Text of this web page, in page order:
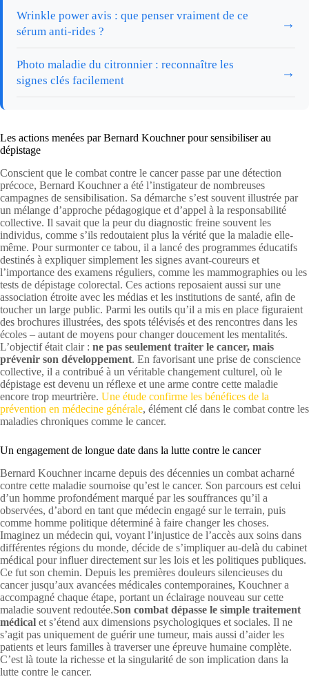
Wrinkle power avis : que penser vraiment de ce
sérum anti-rides ?
→
Photo maladie du citronnier : reconnaître les
signes clés facilement
→
Les actions menées par Bernard Kouchner pour sensibiliser au
dépistage
Conscient que le combat contre le cancer passe par une détection
précoce, Bernard Kouchner a été l’instigateur de nombreuses
campagnes de sensibilisation. Sa démarche s’est souvent illustrée par
un mélange d’approche pédagogique et d’appel à la responsabilité
collective. Il savait que la peur du diagnostic freine souvent les
individus, comme s’ils redoutaient plus la vérité que la maladie elle-
même. Pour surmonter ce tabou, il a lancé des programmes éducatifs
destinés à expliquer simplement les signes avant-coureurs et
l’importance des examens réguliers, comme les mammographies ou les
tests de dépistage colorectal. Ces actions reposaient aussi sur une
association étroite avec les médias et les institutions de santé, afin de
toucher un large public. Parmi les outils qu’il a mis en place figuraient
des brochures illustrées, des spots télévisés et des rencontres dans les
écoles – autant de moyens pour changer doucement les mentalités.
L’objectif était clair : ne pas seulement traiter le cancer, mais
prévenir son développement. En favorisant une prise de conscience
collective, il a contribué à un véritable changement culturel, où le
dépistage est devenu un réflexe et une arme contre cette maladie
encore trop meurtrière. Une étude confirme les bénéfices de la
prévention en médecine générale, élément clé dans le combat contre les
maladies chroniques comme le cancer.
Un engagement de longue date dans la lutte contre le cancer
Bernard Kouchner incarne depuis des décennies un combat acharné
contre cette maladie sournoise qu’est le cancer. Son parcours est celui
d’un homme profondément marqué par les souffrances qu’il a
observées, d’abord en tant que médecin engagé sur le terrain, puis
comme homme politique déterminé à faire changer les choses.
Imaginez un médecin qui, voyant l’injustice de l’accès aux soins dans
différentes régions du monde, décide de s’impliquer au-delà du cabinet
médical pour influer directement sur les lois et les politiques publiques.
Ce fut son chemin. Depuis les premières douleurs silencieuses du
cancer jusqu’aux avancées médicales contemporaines, Kouchner a
accompagné chaque étape, portant un éclairage nouveau sur cette
maladie souvent redoutée.Son combat dépasse le simple traitement
médical et s’étend aux dimensions psychologiques et sociales. Il ne
s’agit pas uniquement de guérir une tumeur, mais aussi d’aider les
patients et leurs familles à traverser une épreuve humaine complète.
C’est là toute la richesse et la singularité de son implication dans la
lutte contre le cancer.